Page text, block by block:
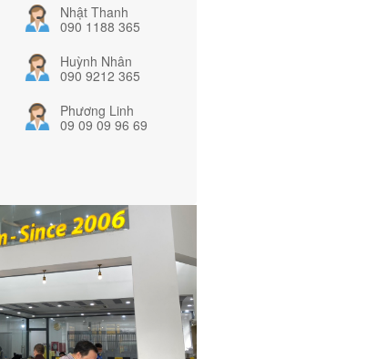
Nhật Thanh
090 1188 365
Huỳnh Nhân
090 9212 365
Phương Linh
09 09 09 96 69